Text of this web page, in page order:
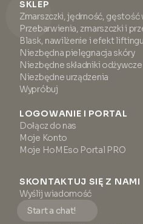
SKLEP
Zmarszczki, jędrność,
Przebarwienia, zmarszczki i
Blask, nawilżenie i efekt liftingu
Niezbędna pielęgnacja skóry
Niezbędne składniki odżywcze
Niezbędne urządzenia
Wypróbuj
LOGOWANIE I PORTAL
Dołącz do nas
Moje Konto
Moje HoMEso Portal PRO
SKONTAKTUJ SIĘ Z NAMI
Wyślij wiadomość
Start a chat!